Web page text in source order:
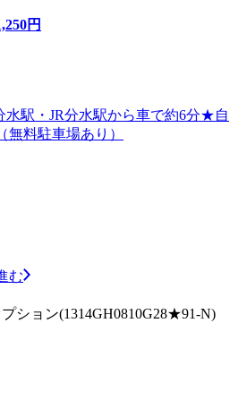
円
駅・JR分水駅から車で約6分★自
料駐車場あり）
む
ション(1314GH0810G28★91-N)